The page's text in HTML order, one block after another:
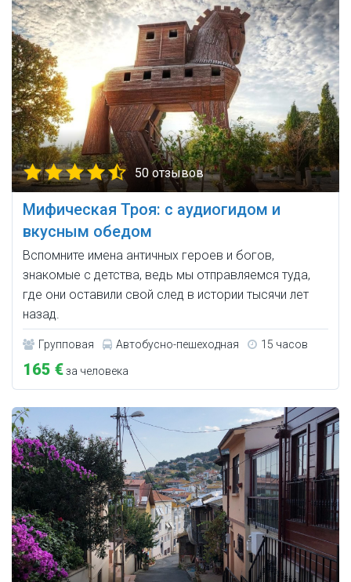
50 отзывов
Мифическая Троя: с аудиогидом и
вкусным обедом
Вспомните имена античных героев и богов,
знакомые с детства, ведь мы отправляемся туда,
где они оставили свой след в истории тысячи лет
назад.
Групповая Автобусно-пешеходная 15 часов
165 €за человека